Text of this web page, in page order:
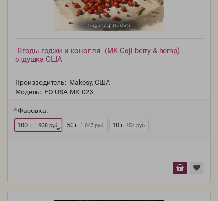
"Ягоды годжи и конопля" (MK Goji berry & hemp) -
отдушка США
Производитель: Makesy, США
Модель: FO-USA-MK-023
Фасовка:
100 г 1 938 руб. 50 г 1 047 руб. 10 г 254 руб.